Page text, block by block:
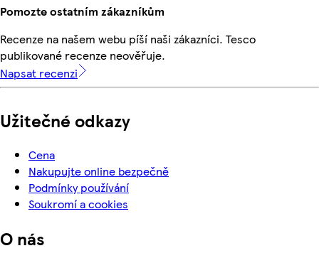
Pomozte ostatním zákazníkům
Recenze na našem webu píší naši zákazníci. Tesco
publikované recenze neověřuje.
Napsat recenzi
Užitečné odkazy
Cena
Nakupujte online bezpečně
Podmínky používání
Soukromí a cookies
O nás